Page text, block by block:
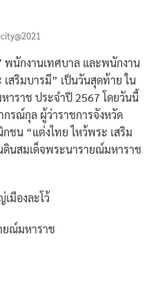
นักงานเทศบาล และพนักงาน
สริมบารมี” เป็นวันสุดท้าย ใน
าราช ประจำปี 2567 โดยวันนี้
รณ์กุล ผู้ว่าราชการจังหวัด
น “แต่งไทย ไหว้พระ เสริม
นสมเด็จพระนารายณ์มหาราช
มืองละโว้
ยณ์มหาราช